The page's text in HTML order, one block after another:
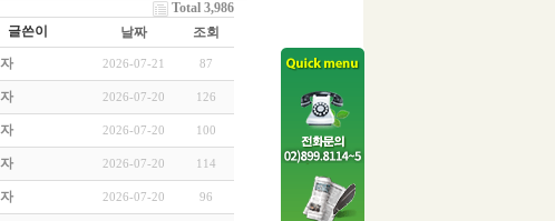
Total 3,986
글쓴이 날짜
조회
2026-07-21 87
2026-07-20 126
2026-07-20 100
2026-07-20 114
2026-07-20 96